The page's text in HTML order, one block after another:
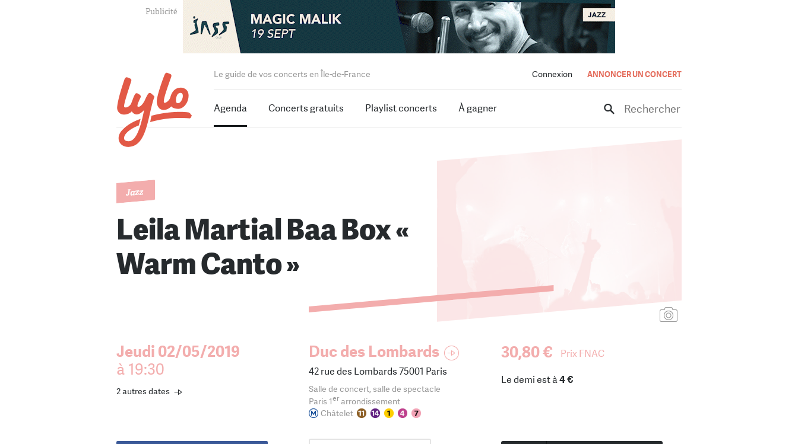
Connexion ANNONCER UN CONCERT
Le guide de vos concerts en Île-de-France
Agenda Concerts gratuits Playlist concerts À gagner Rechercher
Jazz
Leila Martial Baa Box «
Warm Canto »
Jeudi 02/05/2019
à 19:30
2 autres dates
Duc des Lombards
42 rue des Lombards 75001 Paris
Salle de concert, salle de spectacle
Paris 1erarrondissement
Châtelet
30,80 € Prix FNAC
Le demi est à4 €